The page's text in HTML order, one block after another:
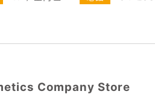
Company Store